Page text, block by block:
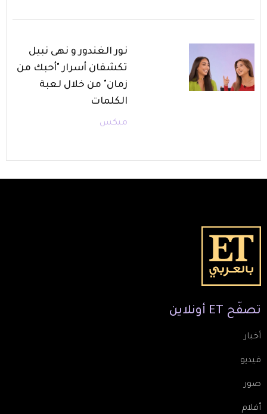
نور الغندور و نهى نبيل
تكشفان أسرار "أحبك من
زمان" من خلال لعبة
الكلمات
ميكس
تصفّح ET أونلاين
أخبار
فيديو
صور
أفلام